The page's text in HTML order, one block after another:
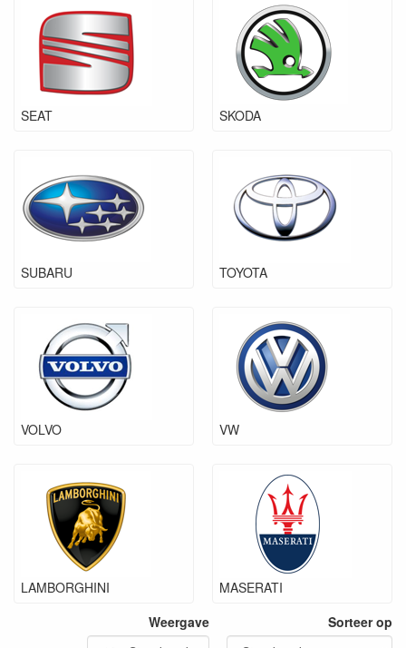
SEAT SKODA
SUBARU TOYOTA
VOLVO VW
LAMBORGHINI
MASERATI
Weergave
Sorteer op